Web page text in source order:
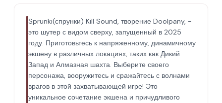
Sprunki(спрунки) Kill Sound, творение Doolpany, -
это шутер с видом сверху, запущенный в 2025
году. Приготовьтесь к напряженному, динамичному
экшену в различных локациях, таких как Дикий
Запад и Алмазная шахта. Выберите своего
персонажа, вооружитесь и сражайтесь с волнами
врагов в этой захватывающей игре! Это
уникальное сочетание экшена и причудливого